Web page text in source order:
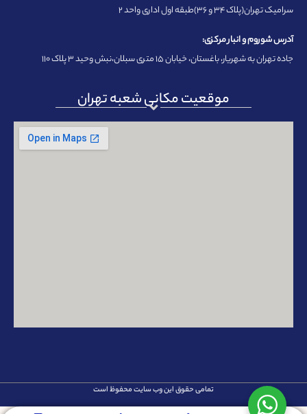
سرامیک تهران(پلاک ۳۴ و ۳۶)طبقه اول اداری واحد ۲
آدرس شوروم و انبار مرکزی:
جاده تهران به شهریار، باغستان، خیابان ۱۵ متری سبلان،نبش وحید ۳ پلاک ۱۱۰
موقعیت مکانی شعبه تهران
تمامی حقوق این وب سایت محفوظ است